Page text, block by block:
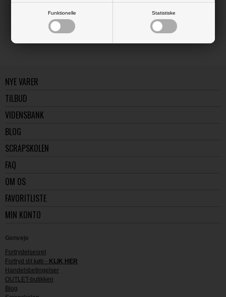
Funktionelle Statistiske
Læs flere artikler...
NYE VARER
TILBUD
VIDENSBANK
BLOG
SCRAPSKOLEN
FAQ
OM OS
FAVORITLISTE
MIN KONTO
Genveje
Fortrydelsesret
Fortryd dit køb - KLIK HER
Handelsbetingelser
OUTLET-butikken
Blog